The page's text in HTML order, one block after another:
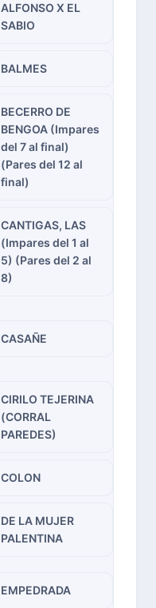
ALFONSO X EL
SABIO
BALMES
BECERRO DE
BENGOA (Impares
del 7 al final)
(Pares del 12 al
final)
CANTIGAS, LAS
(Impares del 1 al
5) (Pares del 2 al
8)
CASAÑE
CIRILO TEJERINA
(CORRAL
PAREDES)
COLON
DE LA MUJER
PALENTINA
EMPEDRADA